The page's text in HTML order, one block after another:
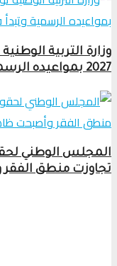
2027 بمواعيده الرسمية وتبدأ فاتح شتنبر
المجلس الوطني
تجاوزت منطق